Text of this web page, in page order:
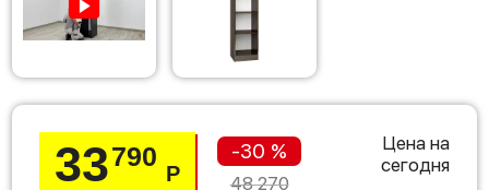
33790
Р
-30 %
48 270
Цена на
сегодня